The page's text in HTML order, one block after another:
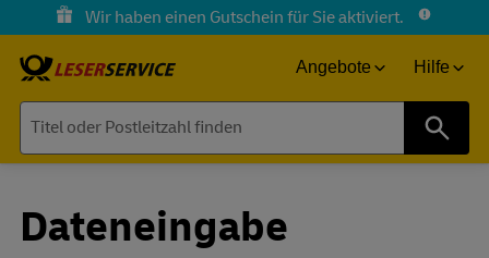
Wir haben einen Gutschein für Sie aktiviert.
Angebote Hilfe
Dateneingabe